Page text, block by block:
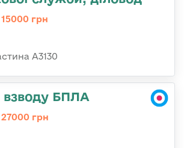
грн
А3130
БПЛА
грн